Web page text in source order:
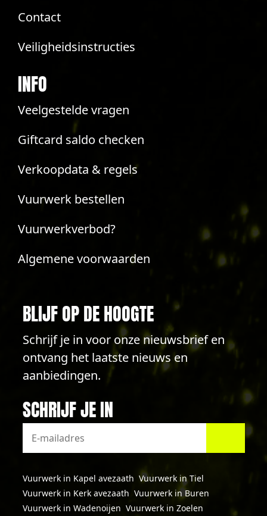
Contact
Veiligheidsinstructies
INFO
Veelgestelde vragen
Giftcard saldo checken
Verkoopdata & regels
Vuurwerk bestellen
Vuurwerkverbod?
Algemene voorwaarden
BLIJF OP DE HOOGTE
Schrijf je in voor onze nieuwsbrief en
ontvang het laatste nieuws en
aanbiedingen.
SCHRIJF JE IN
Vuurwerk in Kapel avezaath Vuurwerk in Tiel
Vuurwerk in Kerk avezaath Vuurwerk in Buren
Vuurwerk in Wadenoijen Vuurwerk in Zoelen